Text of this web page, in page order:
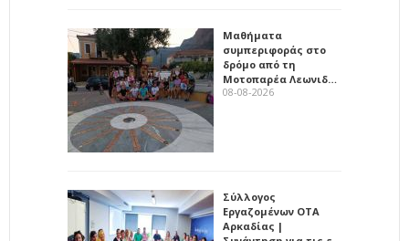
Μαθήματα
συμπεριφοράς στο
δρόμο από τη
Μοτοπαρέα Λεωνιδ…
08-08-2026
Σύλλογος
Εργαζομένων ΟΤΑ
Αρκαδίας |